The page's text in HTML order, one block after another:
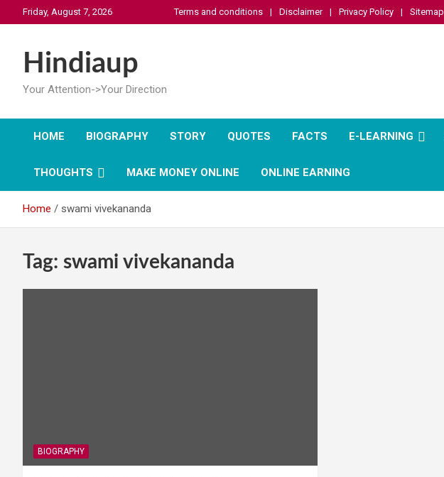
to
Friday, August 7, 2026 Terms and conditions Disclaimer Privacy Policy Sitemap
Hindiaup
Your Attention->Your Direction
HOME BIOGRAPHY STORY QUOTES FACTS E-LEARNING
THOUGHTS MAKE MONEY ONLINE ONLINE EARNING
Home swami vivekananda
Tag: swami vivekananda
BIOGRAPHY